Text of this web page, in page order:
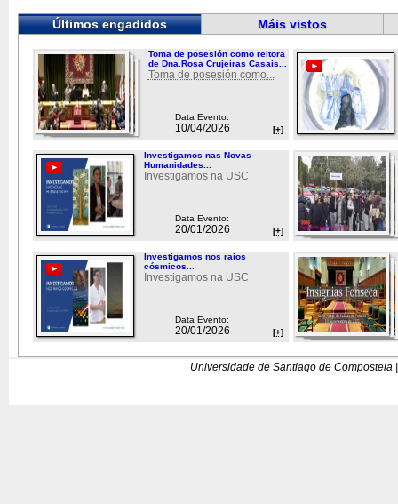
Últimos engadidos Máis vistos
Toma de posesión como reitora
de Dna.Rosa Crujeiras Casais...
Toma de posesión como...
Data Evento:
10/04/2026 [+]
Investigamos nas Novas
Humanidades...
Investigamos na USC
Data Evento:
20/01/2026 [+]
Investigamos nos raios
cósmicos...
Investigamos na USC
Data Evento:
20/01/2026 [+]
Universidade de Santiago de